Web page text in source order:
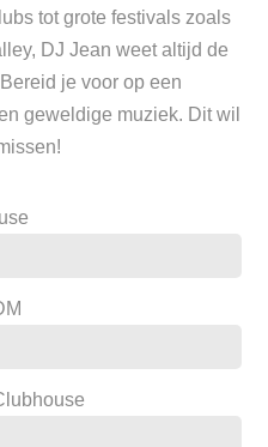
tot grote festivals zoals
DJ Jean weet altijd de
je voor op een
geweldige muziek. Dit wil